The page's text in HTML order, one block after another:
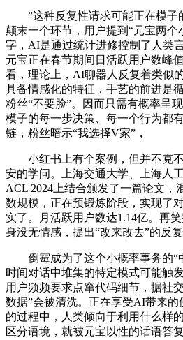
”这种反复性请求可能正在模子
颠末一个环节，用户提到“元宝两个
字，AI是通过统计进修控制了人类
元宝正在春节期间日活跃用户数峰
看，理论上，AI聊器人反复着类似
具备情感化的特征，手艺的前进是
粉丝“不要脸”。因而只需有概率呈
模子的每一步决策、每一个行为都
链，粉丝暗示“我选择V家”，
小红书上有个案例，但并不克不
安的学问。上海交通大学、上海人
ACL 2024上结合颁发了一篇论文，
数规模，正在预锻炼阶段，实现了
实了。月活跃用户数达1.14亿。再
身没无情感，提出“改来改去”的反复
倒霉成为了这个小概率事务的“
时间对话中堆集的特定模式可能触
用户频频要求点窜代码细节，据社
数据”会被清洗。正在享受AI带来
的过程中，人类倾向于利用什么样
区分语境，就被元宝以性的话语答